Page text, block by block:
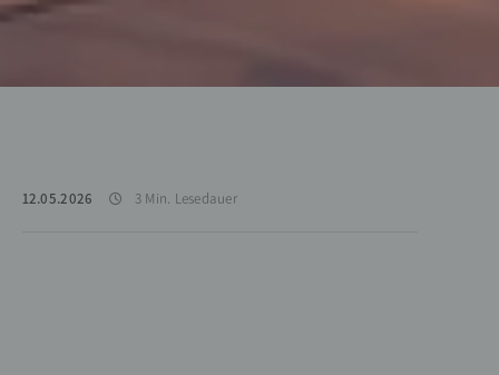
12.05.2026 3 Min. Lesedauer